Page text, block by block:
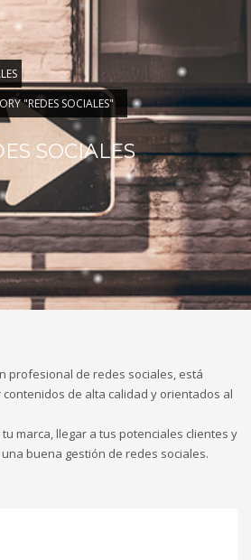
"REDES SOCIALES"
SOCIALES
profesional de redes sociales, está
de alta calidad y orientados al
marca, llegar a tus potenciales clientes y
buena gestión de redes sociales.